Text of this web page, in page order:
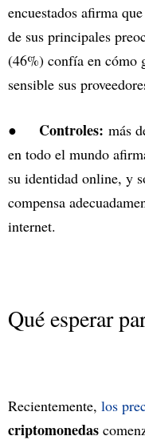
encuestados afirma
de sus principales
(46%) confía en cómo
sensible sus
● Controles: más
en todo el mundo
su identidad online, y
compensa
internet.
Qué esperar
Recientemente, los
criptomonedas